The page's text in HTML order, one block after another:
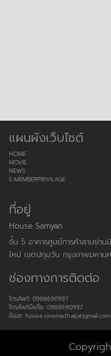
แผนผังเว็บไซต์
HOME
MOVIE
NEWS
E-MEMBERPRIVILAGE
ที่อยู่
House Samyan
ชั้น 5 อาคารศูนย์การค้าสามย่า
ใหม่ เขตปทุมวัน กรุงเทพมหาน
ช่องทางการติดต่อ
โทรศัพท์: 0988690997
โทรศัพท์มือถือ: 0988690997
อีเมล: house.cinema.thai(at)gmail.com